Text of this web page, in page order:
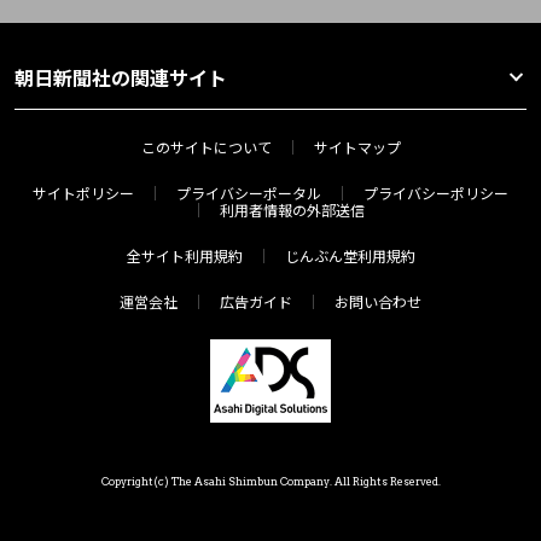
朝日新聞社の関連サイト
このサイトについて サイトマップ
サイトポリシー プライバシーポータル
プライバシーポリシー
利用者情報の外部送信
全サイト利用規約 じんぶん堂利用規約
運営会社 広告ガイド お問い合わせ
Copyright(c) The Asahi Shimbun Company. All Rights Reserved.